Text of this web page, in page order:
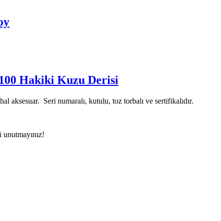
Hakiki Kuzu Derisi
Seri numaralı, kutulu, toz torbalı ve sertifikalıdır.